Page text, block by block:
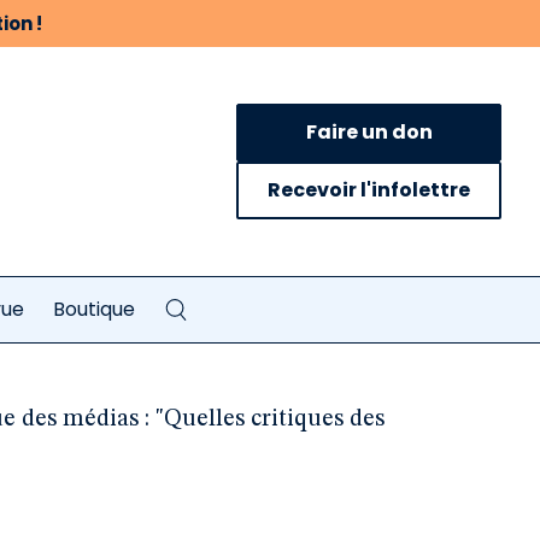
!
Faire un don
Recevoir l'infolettre
Boutique
des médias : "Quelles critiques des